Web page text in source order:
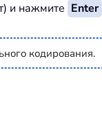
и нажмите Enter
кодирования.